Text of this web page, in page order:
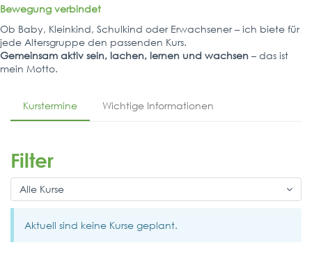
Bewegung verbindet
Ob Baby, Kleinkind, Schulkind oder Erwachsener – ich biete für
jede Altersgruppe den passenden Kurs.
Gemeinsam aktiv sein, lachen, lernen und wachsen – das ist
mein Motto.
Kurstermine Wichtige Informationen
Filter
Alle Kurse
Aktuell sind keine Kurse geplant.